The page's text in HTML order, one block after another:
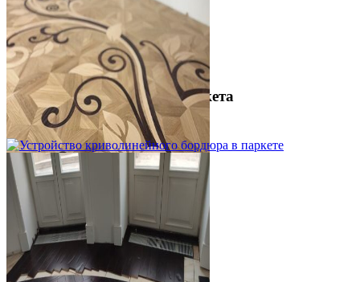
Межслойная шлифовка паркета
1 200 ₽